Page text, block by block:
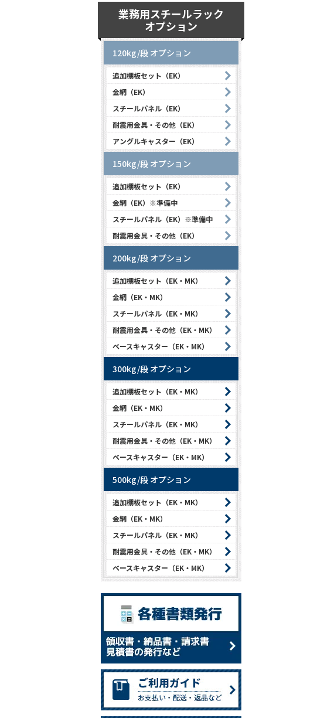
業務用スチールラック
オプション
120kg/段 オプション
追加棚板セット（EK）
金網（EK）
スチールパネル（EK）
耐震用金具・その他（EK）
アングルキャスター（EK）
150kg/段 オプション
追加棚板セット（EK）
金網（EK）※準備中
スチールパネル（EK）※準備中
耐震用金具・その他（EK）
200kg/段 オプション
追加棚板セット（EK・MK）
金網（EK・MK）
スチールパネル（EK・MK）
耐震用金具・その他（EK・MK）
ベースキャスター（EK・MK）
300kg/段 オプション
追加棚板セット（EK・MK）
金網（EK・MK）
スチールパネル（EK・MK）
耐震用金具・その他（EK・MK）
ベースキャスター（EK・MK）
500kg/段 オプション
追加棚板セット（EK・MK）
金網（EK・MK）
スチールパネル（EK・MK）
耐震用金具・その他（EK・MK）
ベースキャスター（EK・MK）